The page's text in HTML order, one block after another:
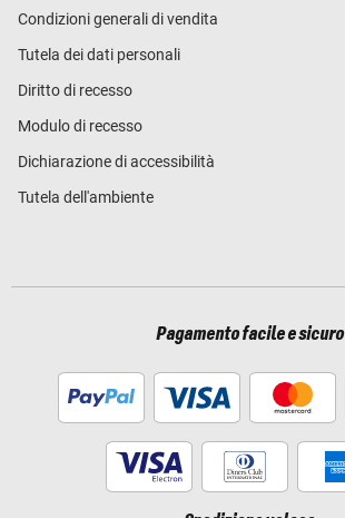
Condizioni generali di vendita
Tutela dei dati personali
Diritto di recesso
Modulo di recesso
Dichiarazione di accessibilità
Tutela dell'ambiente
Pagamento facile e sicuro